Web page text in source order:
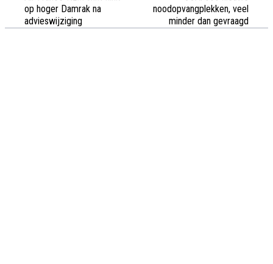
op hoger Damrak na
advieswijziging
noodopvangplekken, veel
minder dan gevraagd